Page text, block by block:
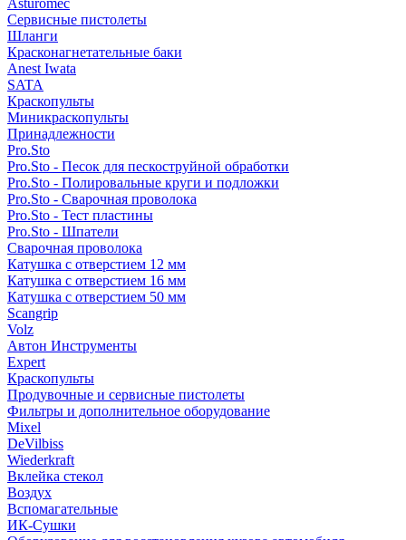
Asturomec
Сервисные пистолеты
Шланги
Красконагнетательные баки
Anest Iwata
SATA
Краскопульты
Миникраскопульты
Принадлежности
Pro.Sto
Pro.Sto - Песок для пескоструйной обработки
Pro.Sto - Полировальные круги и подложки
Pro.Sto - Сварочная проволока
Pro.Sto - Тест пластины
Pro.Sto - Шпатели
Сварочная проволока
Катушка с отверстием 12 мм
Катушка с отверстием 16 мм
Катушка с отверстием 50 мм
Scangrip
Volz
Автон Инструменты
Expert
Краскопульты
Продувочные и сервисные пистолеты
Фильтры и дополнительное оборудование
Mixel
DeVilbiss
Wiederkraft
Вклейка стекол
Воздух
Вспомагательные
ИК-Сушки